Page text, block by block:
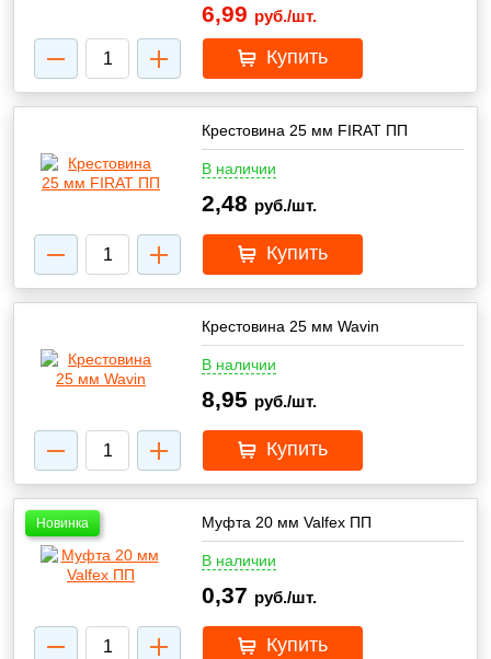
6,99 руб./шт.
Купить
Крестовина 25 мм FIRAT ПП
В наличии
2,48 руб./шт.
Купить
Крестовина 25 мм Wavin
В наличии
8,95 руб./шт.
Купить
Новинка Муфта 20 мм Valfex ПП
В наличии
0,37 руб./шт.
Купить